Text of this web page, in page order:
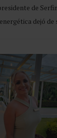
de
dejó de